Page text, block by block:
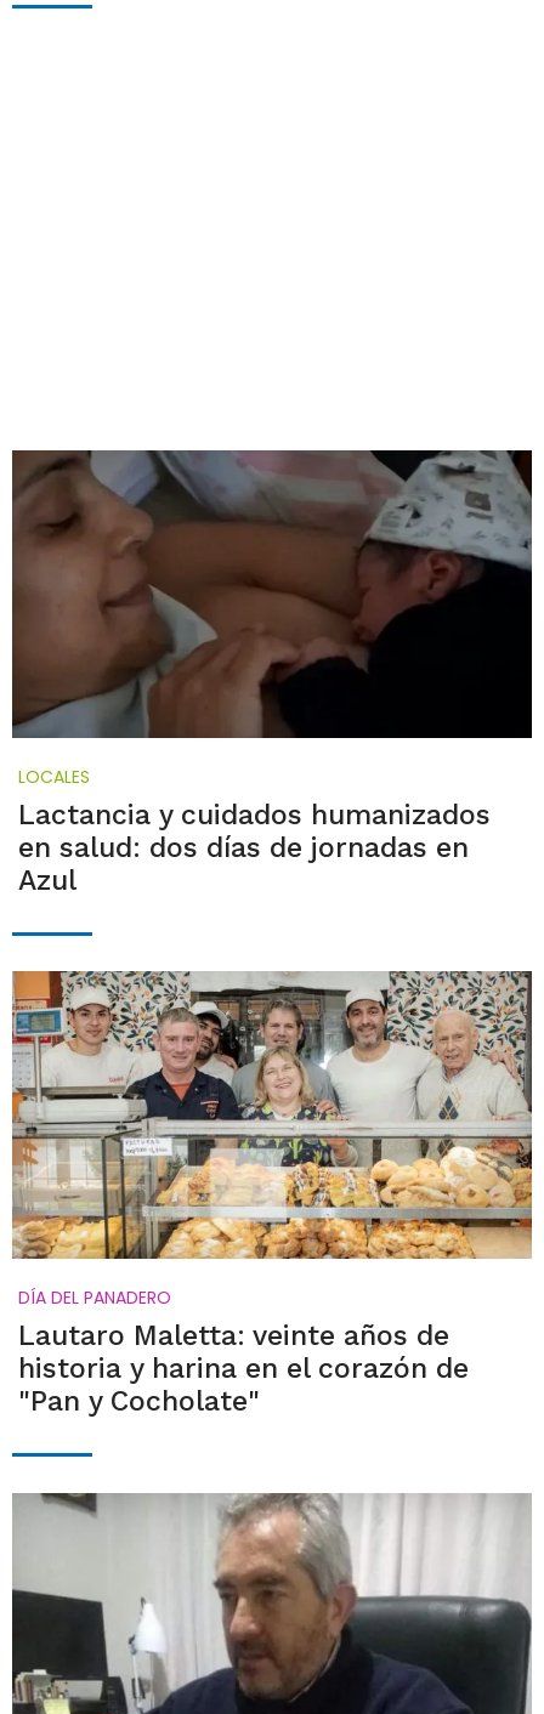
LOCALES
Lactancia y cuidados humanizados
en salud: dos días de jornadas en
Azul
DÍA DEL PANADERO
Lautaro Maletta: veinte años de
historia y harina en el corazón de
"Pan y Cocholate"